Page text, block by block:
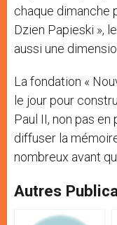
chaque dimanche
Dzien Papieski »,
aussi une
La fondation «
le jour pour
Paul II, non pas
diffuser la
nombreux avant
Autres